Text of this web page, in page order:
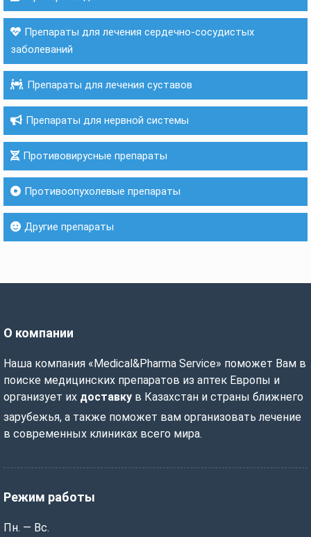
Препараты для лечения сердечно-сосудистых
заболеваний
Препараты для лечения суставов
Препараты для нервной системы
Противовирусные препараты
Противоопухолевые препараты
Другие препараты
О компании
Наша компания «Medical&Pharma Service» поможет Вам в
поиске медицинских препаратов из аптек Европы и
организует их доставку в Казахстан и страны ближнего
зарубежья, а также поможет вам организовать лечение
в современных клиниках всего мира.
Режим работы
Пн. — Вс.